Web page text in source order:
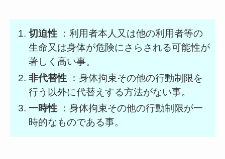
切迫性 ：利用者本人又は他の利用者等の
生命又は身体が危険にさらされる可能性が
著しく高い事。
非代替性
：身体拘束その他の行動制限を
行う以外に代替えする方法がない事。
一時性
：身体拘束その他の行動制限が一
時的なものである事。